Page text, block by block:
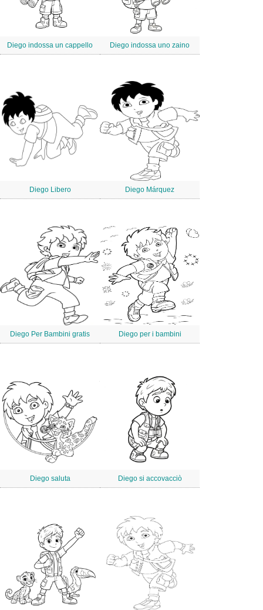
Diego indossa un cappello Diego indossa uno zaino
Diego Libero Diego Márquez
Diego Per Bambini gratis Diego per i bambini
Diego saluta Diego si accovacciò